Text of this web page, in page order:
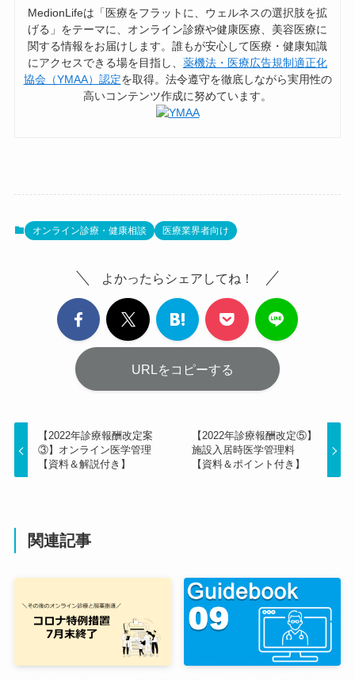
MedionLifeは「医療をフラットに、ウェルネスの選択肢を拡
げる」をテーマに、オンライン診療や健康医療、美容医療に
関する情報をお届けします。誰もが安心して医療・健康知識
にアクセスできる場を目指し、 薬機法・医療広告規制適正化
協会（YMAA）認定を取得。法令遵守を徹底しながら実用性の
高いコンテンツ作成に努めています。
オンライン診療・健康相談 医療業界者向け
よかったらシェアしてね！
URLをコピーする
【2022年診療報酬改定案
③】オンライン医学管理
【資料＆解説付き】
【2022年診療報酬改定⑤】
施設入居時医学管理料
【資料＆ポイント付き】
関連記事